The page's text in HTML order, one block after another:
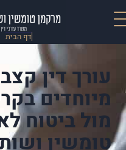
דף הבית
עורך דין
מיוחדים
מול ביטוח
טומשין